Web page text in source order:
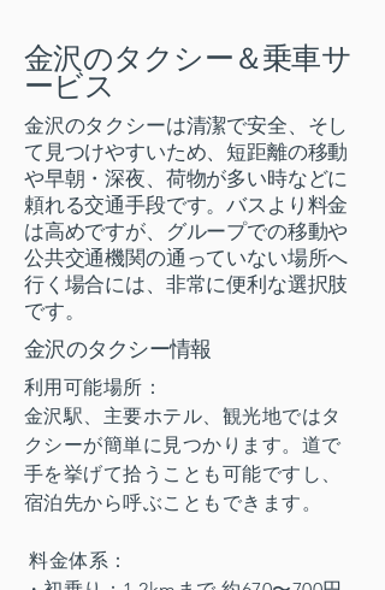
金沢のタクシー＆乗車サ
ービス
金沢のタクシーは清潔で安全、そし
て見つけやすいため、短距離の移動
や早朝・深夜、荷物が多い時などに
頼れる交通手段です。バスより料金
は高めですが、グループでの移動や
公共交通機関の通っていない場所へ
行く場合には、非常に便利な選択肢
です。
金沢のタクシー情報
利用可能場所：
金沢駅、主要ホテル、観光地ではタ
クシーが簡単に見つかります。道で
手を挙げて拾うことも可能ですし、
宿泊先から呼ぶこともできます。
料金体系：